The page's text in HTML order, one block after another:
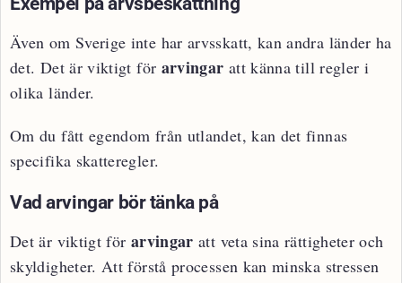
Även om Sverige inte har arvsskatt, kan andra länder ha
det. Det är viktigt för arvingar att känna till regler i
olika länder.
Om du fått egendom från utlandet, kan det finnas
specifika skatteregler.
Vad arvingar bör tänka på
Det är viktigt för arvingar att veta sina rättigheter och
skyldigheter. Att förstå processen kan minska stressen